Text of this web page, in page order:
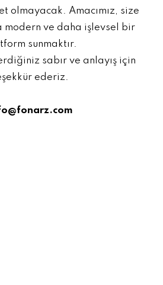
olmayacak. Amacımız, size
modern ve daha işlevsel bir
sunmaktır.
sabır ve anlayış için
ederiz.